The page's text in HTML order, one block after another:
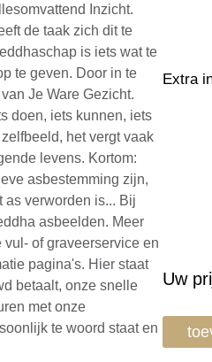
Extra
Uw
Inzicht.
de taak zich dit te
is iets wat te
te geven. Door in te
Je Ware Gezicht.
doen, iets kunnen, iets
het vergt vaak
levens. Kortom:
asbestemming zijn,
as verworden is... Bij
asbeelden. Meer
of graveerservice en
pagina's. Hier staat
betaalt, onze snelle
met onze
te woord staat en